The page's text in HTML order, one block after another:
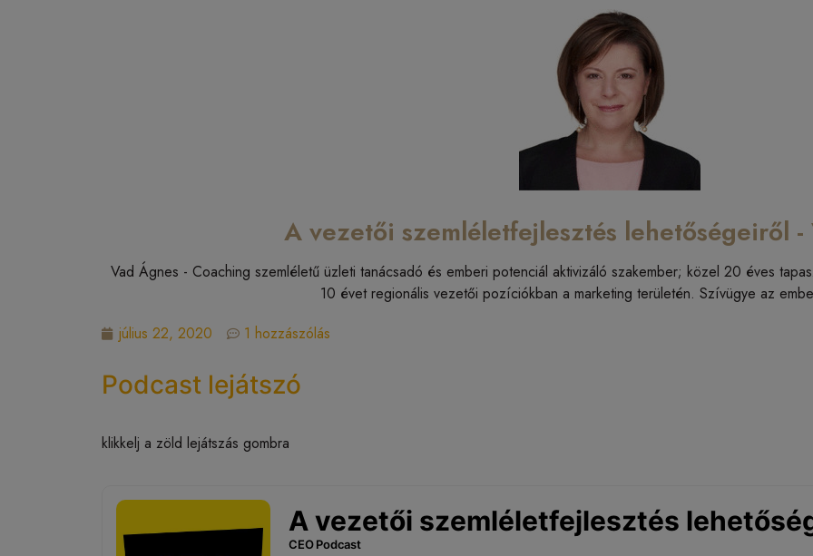
A vezetői szemléletfejlesztés lehetőségeiről -
Vad Ágnes - Coaching szemléletű üzleti tanácsadó és emberi potenciál aktivizáló szakember; közel 20 éves
10 évet regionális vezetői pozíciókban a marketing területén. Szívügye az
július 22, 2020
1 hozzászólás
Podcast lejátszó
klikkelj a zöld lejátszás gombra